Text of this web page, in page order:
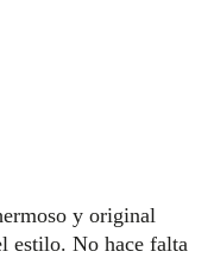
y original
estilo. No hace falta